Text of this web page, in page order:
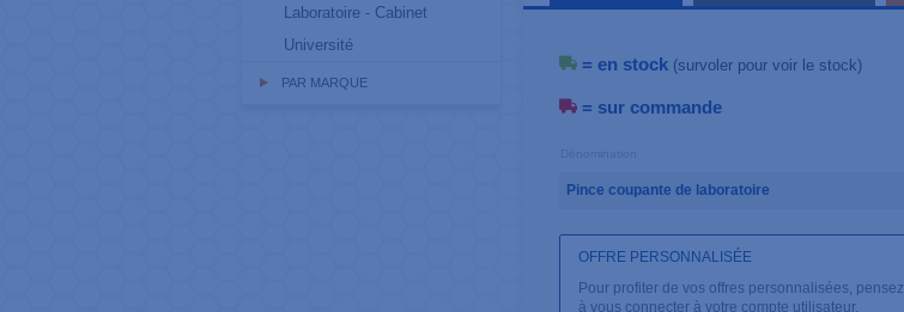
Laboratoire - Cabinet
Université
PAR MARQUE
= en stock (survoler pour voir le stock)
= sur commande
Pince coupante de laboratoire
OFFRE PERSONNALISÉE
Pour profiter de vos offres personnalisées, pensez
à vous connecter à votre compte utilisateur.